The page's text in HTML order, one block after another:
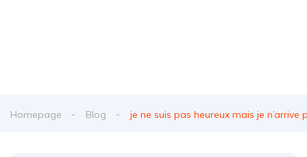
Homepage Blog je ne suis pas heureux mais je n’arrive